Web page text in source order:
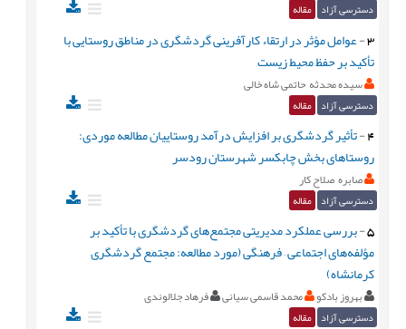
دسترسی آزاد مقاله
3
-عوامل مؤثر در ارتقاء کارآفرینی گردشگری در مناطق روستایی با
تأکید بر حفظ محیط زیست
سیده محدثه حاتمی شاه خالی
دسترسی آزاد مقاله
4
-تأثیر گردشگری بر افزایش درآمد روستاییان مطالعه موردی:
روستاهای بخش چابکسر شهرستان رودسر
صابره صلاح کار
دسترسی آزاد مقاله
5
-بررسی عملکرد مدیریتی مجتمع‌های گردشگری با تأکید بر
مؤلفه‌های اجتماعی – فرهنگی (مورد مطالعه: مجتمع گردشگری
کرمانشاه)
بهروز بادکو محمد قاسمی سیانی فرهاد جلالوندی
دسترسی آزاد مقاله